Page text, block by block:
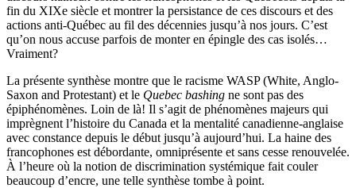
fin du XIXe siècle et montrer la persistance de ces discours et des
actions anti-Québec au fil des décennies jusqu’à nos jours. C’est
qu’on nous accuse parfois de monter en épingle des cas isolés…
Vraiment?
La présente synthèse montre que le racisme WASP (White, Anglo-
Saxon and Protestant) et le Quebec bashing ne sont pas des
épiphénomènes. Loin de là! Il s’agit de phénomènes majeurs qui
imprègnent l’histoire du Canada et la mentalité canadienne-anglaise
avec constance depuis le début jusqu’à aujourd’hui. La haine des
francophones est débordante, omniprésente et sans cesse renouvelée.
À l’heure où la notion de discrimination systémique fait couler
beaucoup d’encre, une telle synthèse tombe à point.